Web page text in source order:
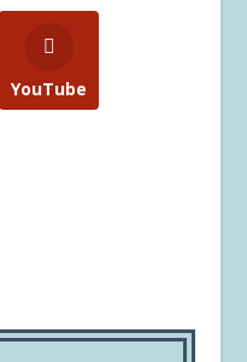
YouTube